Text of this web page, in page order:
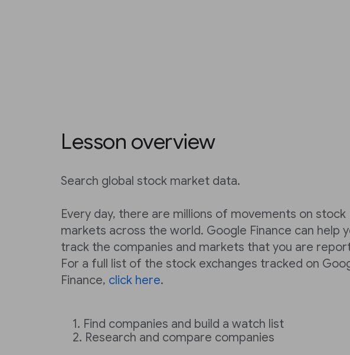
Lesson overview
Search global stock market data.
Every day, there are millions of movements on stock
markets across the world. Google Finance can help
track the companies and markets that you are
For a full list of the stock exchanges tracked on
Finance, click here.
Find companies and build a watch list
Research and compare companies